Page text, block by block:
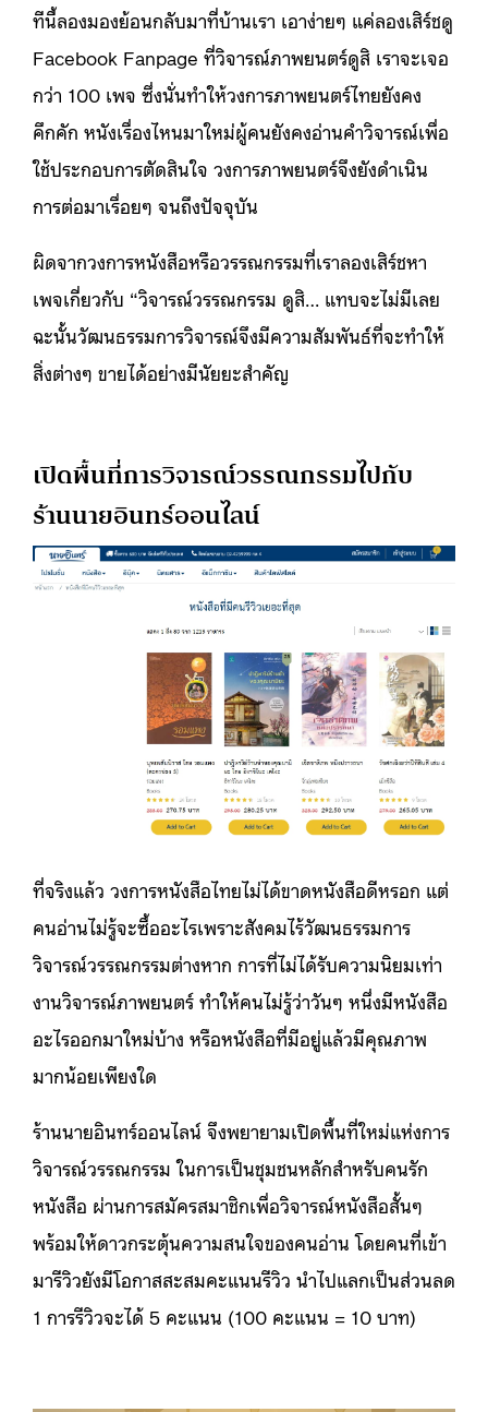
ทีนี้ลองมองย้อนกลับมาที่บ้านเรา เอาง่ายๆ แค่ลองเสิร์ชดู
Facebook Fanpage ที่วิจารณ์ภาพยนตร์ดูสิ เราจะเจอ
กว่า 100 เพจ ซึ่งนั่นทำให้วงการภาพยนตร์ไทยยังคง
คึกคัก หนังเรื่องไหนมาใหม่ผู้คนยังคงอ่านคำวิจารณ์เพื่อ
ใช้ประกอบการตัดสินใจ วงการภาพยนตร์จึงยังดำเนิน
การต่อมาเรื่อยๆ จนถึงปัจจุบัน
ผิดจากวงการหนังสือหรือวรรณกรรมที่เราลองเสิร์ชหา
เพจเกี่ยวกับ “วิจารณ์วรรณกรรม ดูสิ… แทบจะไม่มีเลย
ฉะนั้นวัฒนธรรมการวิจารณ์จึงมีความสัมพันธ์ที่จะทำให้
สิ่งต่างๆ ขายได้อย่างมีนัยยะสำคัญ
เปิดพื้นที่การวิจารณ์วรรณกรรมไปกับ
ร้านนายอินทร์ออนไลน์
ที่จริงแล้ว วงการหนังสือไทยไม่ได้ขาดหนังสือดีหรอก แต่
คนอ่านไม่รู้จะซื้ออะไรเพราะสังคมไร้วัฒนธรรมการ
วิจารณ์วรรณกรรมต่างหาก การที่ไม่ได้รับความนิยมเท่า
งานวิจารณ์ภาพยนตร์ ทำให้คนไม่รู้ว่าวันๆ หนึ่งมีหนังสือ
อะไรออกมาใหม่บ้าง หรือหนังสือที่มีอยู่แล้วมีคุณภาพ
มากน้อยเพียงใด
ร้านนายอินทร์ออนไลน์ จึงพยายามเปิดพื้นที่ใหม่แห่งการ
วิจารณ์วรรณกรรม ในการเป็นชุมชนหลักสำหรับคนรัก
หนังสือ ผ่านการสมัครสมาชิกเพื่อวิจารณ์หนังสือสั้นๆ
พร้อมให้ดาวกระตุ้นความสนใจของคนอ่าน โดยคนที่เข้า
มารีวิวยังมีโอกาสสะสมคะแนนรีวิว นำไปแลกเป็นส่วนลด
1 การรีวิวจะได้ 5 คะแนน (100 คะแนน = 10 บาท)